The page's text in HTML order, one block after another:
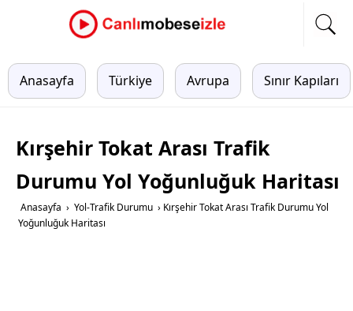
Anasayfa Türkiye Avrupa Sınır Kapıları
Kırşehir Tokat Arası Trafik
Durumu Yol Yoğunluğuk Haritası
Anasayfa › Yol-Trafik Durumu › Kırşehir Tokat Arası Trafik Durumu Yol
Yoğunluğuk Haritası